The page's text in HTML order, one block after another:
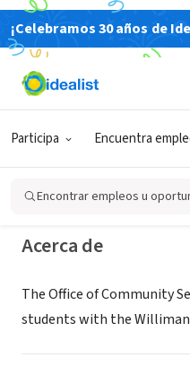
¡Celebramos 30 años de
Participa Encuentra
Encontrar empleos u
ORGANIZACIÓN SIN FIN
Eastern
University
Willimantic, CT|
Acerca de
The Office of Community
students with the